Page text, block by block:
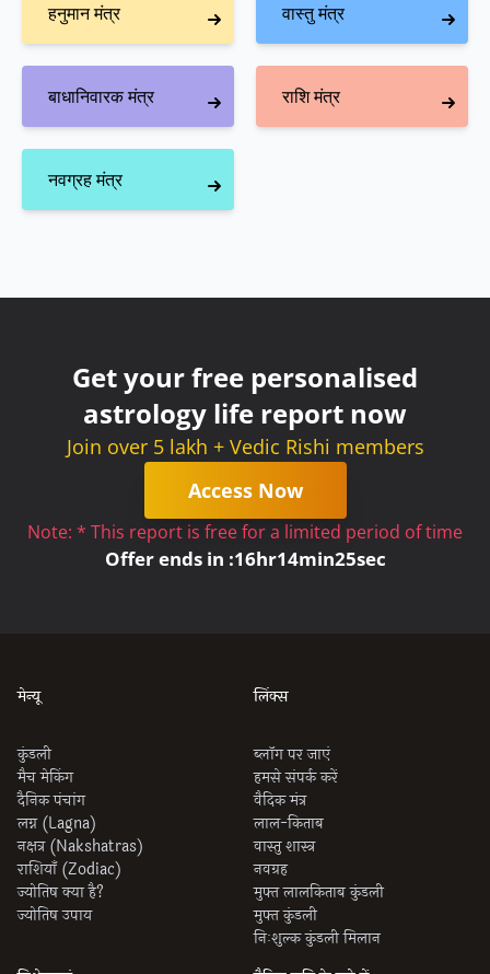
हनुमान मंत्र वास्तु मंत्र
बाधानिवारक मंत्र राशि मंत्र
नवग्रह मंत्र
Get your free personalised
astrology life report now
Join over 5 lakh + Vedic Rishi members
Access Now
Note: * This report is free for a limited period of time
Offer ends in :16hr14min25sec
मेन्यू
कुंडली
मैच मेकिंग
दैनिक पंचांग
लग्न (Lagna)
नक्षत्र (Nakshatras)
राशियाँ (Zodiac)
ज्योतिष क्या है?
ज्योतिष उपाय
लिंक्स
ब्लॉग पर जाएं
हमसे संपर्क करें
वैदिक मंत्र
लाल-किताब
वास्तु शास्त्र
नवग्रह
मुफ्त लालकिताब कुंडली
मुफ्त कुंडली
निःशुल्क कुंडली मिलान